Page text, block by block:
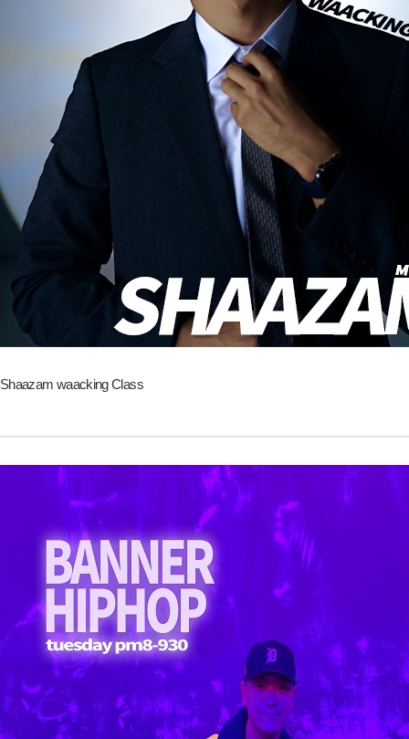
Shaazam waacking Class